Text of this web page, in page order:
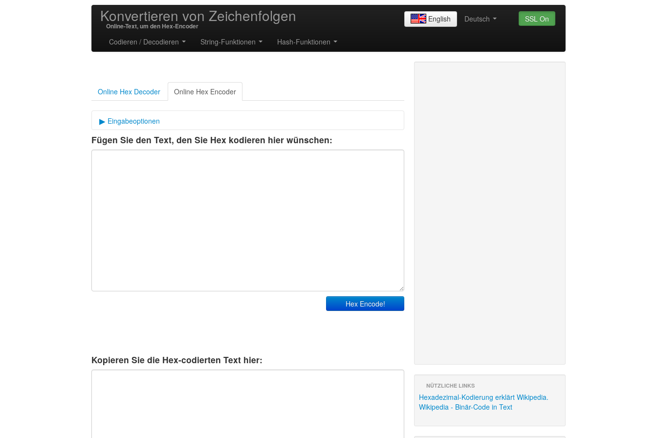
Konvertieren von Zeichenfolgen
Online-Text, um den Hex-Encoder
English Deutsch SSL On
Codieren / Decodieren String-Funktionen Hash-Funktionen
Online Hex Decoder Online Hex Encoder
Eingabeoptionen
Trennzeichen
Fügen Sie den Text, den Sie Hex kodieren hier wünschen:
Hex Encode!
Kopieren Sie die Hex-codierten Text hier:
NÜTZLICHE LINKS
Hexadezimal-Kodierung erklärt Wikipedia.
Wikipedia - Binär-Code in Text